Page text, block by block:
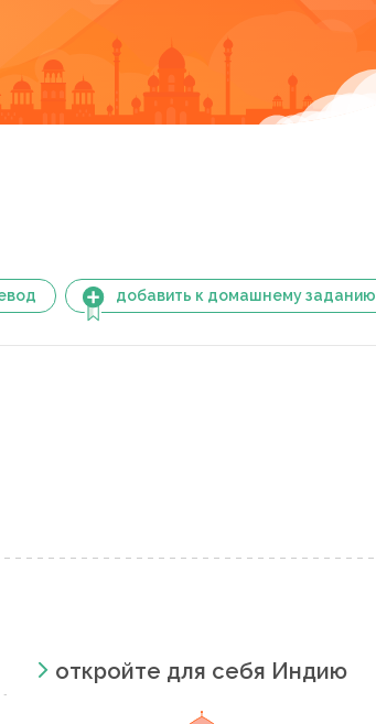
добавить к домашнему заданию
откройте для себя Индию